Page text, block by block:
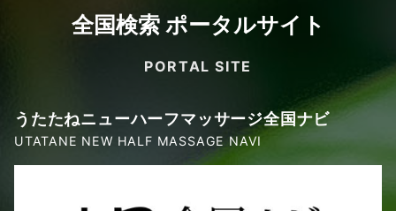
全国検索 ポータルサイト
PORTAL SITE
うたたねニューハーフマッサージ全国ナビ
UTATANE NEW HALF MASSAGE NAVI